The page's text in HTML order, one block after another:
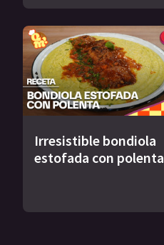
Irresistible bondiola
estofada con polenta